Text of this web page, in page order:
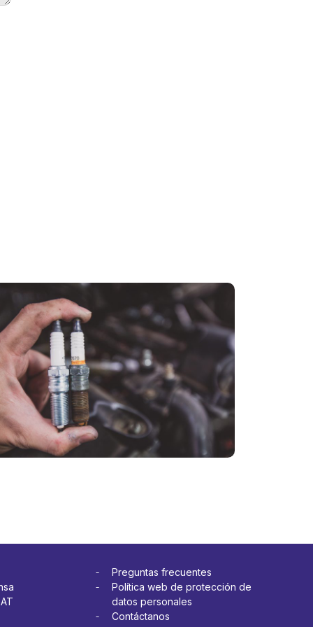
¿Cuándo
cambiar
las bujías
de mi
Ver más
Preguntas frecuentes
Política web de protección de
datos personales
Contáctanos